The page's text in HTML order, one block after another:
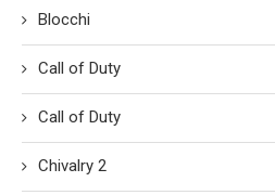
Blocchi
Call of Duty
Call of Duty
Chivalry 2